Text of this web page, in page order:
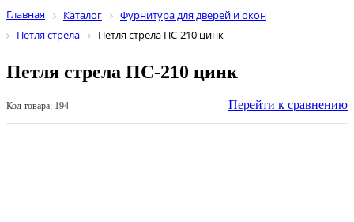
Главная Каталог
Фурнитура для дверей и окон
Петля стрела
Петля стрела ПС-210 цинк
Петля стрела ПС-210 цинк
Код товара: 194 Перейти к сравнению